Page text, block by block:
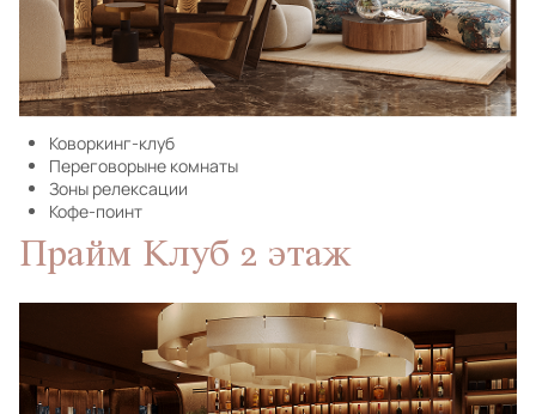
Коворкинг-клуб
Переговорыне комнаты
Зоны релексации
Кофе-поинт
Прайм Клуб 2 этаж